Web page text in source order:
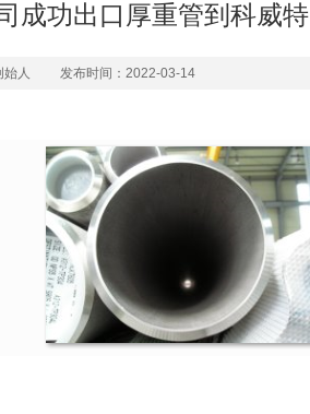
成功出口厚重管到科威特
始人 发布时间：2022-03-14